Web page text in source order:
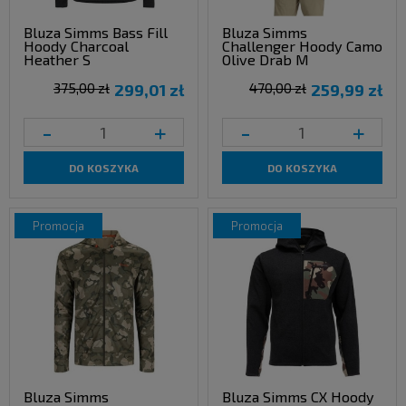
Bluza Simms Bass Fill
Hoody Charcoal
Heather S
299,01 zł
375,00 zł
- +
DO KOSZYKA
Bluza Simms
Challenger Hoody Camo
Olive Drab M
259,99 zł
470,00 zł
- +
DO KOSZYKA
Bluza Simms
promocja
Bluza Simms CX Hoody
promocja